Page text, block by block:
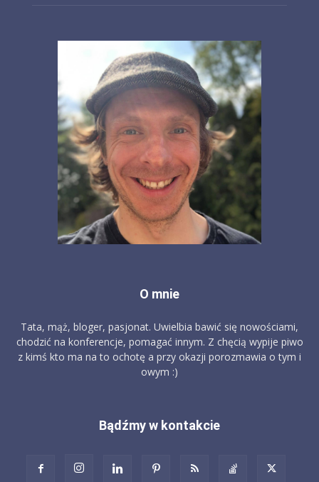
O mnie
Tata, mąż, bloger, pasjonat. Uwielbia bawić się nowościami,
chodzić na konferencje, pomagać innym. Z chęcią wypije piwo
z kimś kto ma na to ochotę a przy okazji porozmawia o tym i
owym :)
Bądźmy w kontakcie